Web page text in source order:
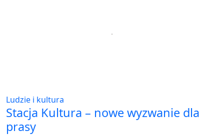
Ludzie i kultura
Stacja Kultura – nowe wyzwanie dla
prasy